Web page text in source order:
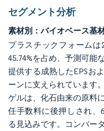
セグメント分析
素材別：バイオベース基
プラスチックフォーム
45.74%を占め、予測可能
提供する成熟したEPSお
ーンに支えられています
ゲルは、化石由来の原料
任手数料に後押しされ、
る見込みです。コンバー